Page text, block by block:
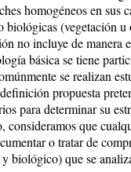
homogéneos en sus
(vegetación u
no incluye de manera
básica se tiene
se realizan
propuesta
para determinar su
que
o tratar de
biológico) que se